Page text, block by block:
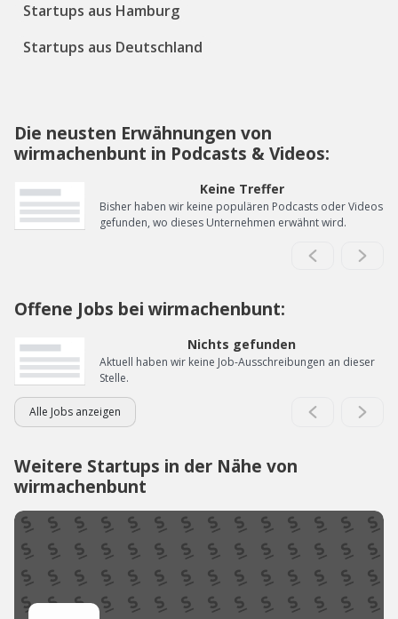
Startups aus Hamburg
Startups aus Deutschland
Die neusten Erwähnungen von
wirmachenbunt in Podcasts & Videos:
Keine Treffer
Bisher haben wir keine populären Podcasts oder Videos
gefunden, wo dieses Unternehmen erwähnt wird.
Offene Jobs bei wirmachenbunt:
Nichts gefunden
Aktuell haben wir keine Job-Ausschreibungen an dieser
Stelle.
Alle Jobs anzeigen
Weitere Startups in der Nähe von
wirmachenbunt